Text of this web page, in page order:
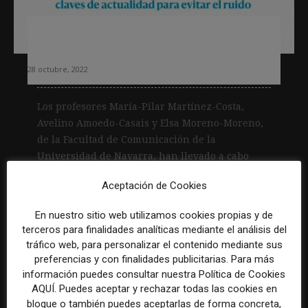
28 octubre, 2022
Los profesores María-Pilar Martínez-Costa,
Avelino Amoedo-Casais y Elsa Moreno-Moreno,
de la Facultad de Comunicación de la
Universidad de Navarra, han llevado a cabo
Aceptación de Cookies
En nuestro sitio web utilizamos cookies propias y de
terceros para finalidades analíticas mediante el análisis del
tráfico web, para personalizar el contenido mediante sus
preferencias y con finalidades publicitarias. Para más
información puedes consultar nuestra Política de Cookies
AQUÍ. Puedes aceptar y rechazar todas las cookies en
bloque o también puedes aceptarlas de forma concreta,